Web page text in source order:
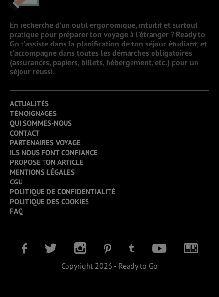
En recherche d’un outil ergonomique, intuitif et surtout
pratique pour préparer ton voyage à l’étranger ? Ready to
Go t’assiste dans la planification de ton séjour étudiant, et
t’accompagne dans toutes les démarches obligatoires
(assurances, papiers, billets, hébergement, etc.) pour un
séjour réussi.
ACTUALITÉS
TÉMOIGNAGES
QUI SOMMES-NOUS
CONTACT
PARTENAIRES VOYAGE
ILS NOUS FONT CONFIANCE
PROPOSE TON ARTICLE
MENTIONS LÉGALES
CGU
POLITIQUE DE CONFIDENTIALITÉ
POLITIQUE DES COOKIES
FAQ
Copyright 2026 - Ready to Go